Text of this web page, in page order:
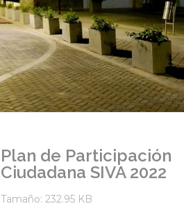
Plan de Participación
Ciudadana SIVA 2022
Tamaño: 232.95 KB